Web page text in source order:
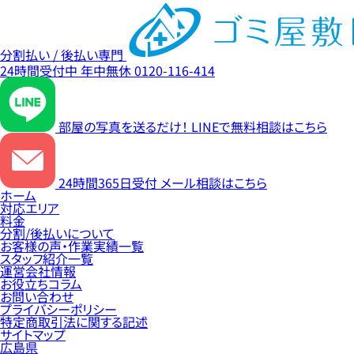
分割払い / 後払い専門
24時間受付中 年中無休0120-116-414
部屋の写真を送るだけ！ LINEで無料相談はこちら
24時間365日受付 メール相談はこちら
ホーム
対応エリア
料金
分割/後払いについて
お客様の声・作業実績一覧
スタッフ紹介一覧
運営会社情報
お役立ちコラム
お問い合わせ
プライバシーポリシー
特定商取引法に関する記述
サイトマップ
広島県